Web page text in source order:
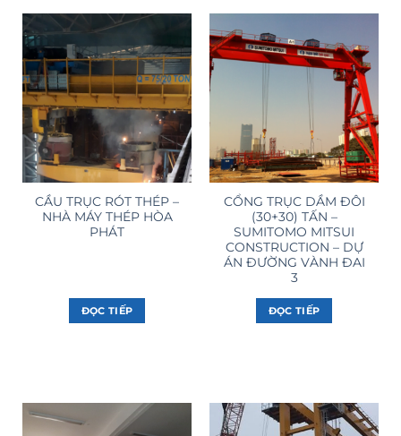
CẦU TRỤC RÓT THÉP –
NHÀ MÁY THÉP HÒA
PHÁT
ĐỌC TIẾP
CỔNG TRỤC DẦM ĐÔI
(30+30) TẤN –
SUMITOMO MITSUI
CONSTRUCTION – DỰ
ÁN ĐƯỜNG VÀNH ĐAI
3
ĐỌC TIẾP